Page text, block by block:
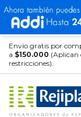
Envío gratis por
a $150.000 (Aplican
restricciones).